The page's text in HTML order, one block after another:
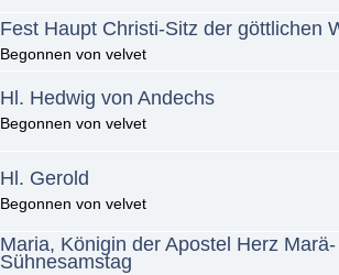
Fest Haupt Christi-Sitz der göttlichen
Begonnen von velvet
Hl. Hedwig von Andechs
Begonnen von velvet
Hl. Gerold
Begonnen von velvet
Maria, Königin der Apostel Herz Marä-
Sühnesamstag